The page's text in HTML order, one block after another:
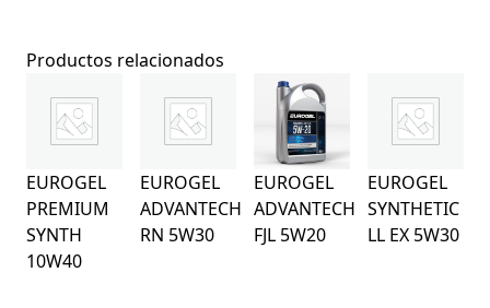
Productos relacionados
EUROGEL
PREMIUM
SYNTH
10W40
EUROGEL
ADVANTECH
RN 5W30
EUROGEL
ADVANTECH
FJL 5W20
EUROGEL
SYNTHETIC
LL EX 5W30